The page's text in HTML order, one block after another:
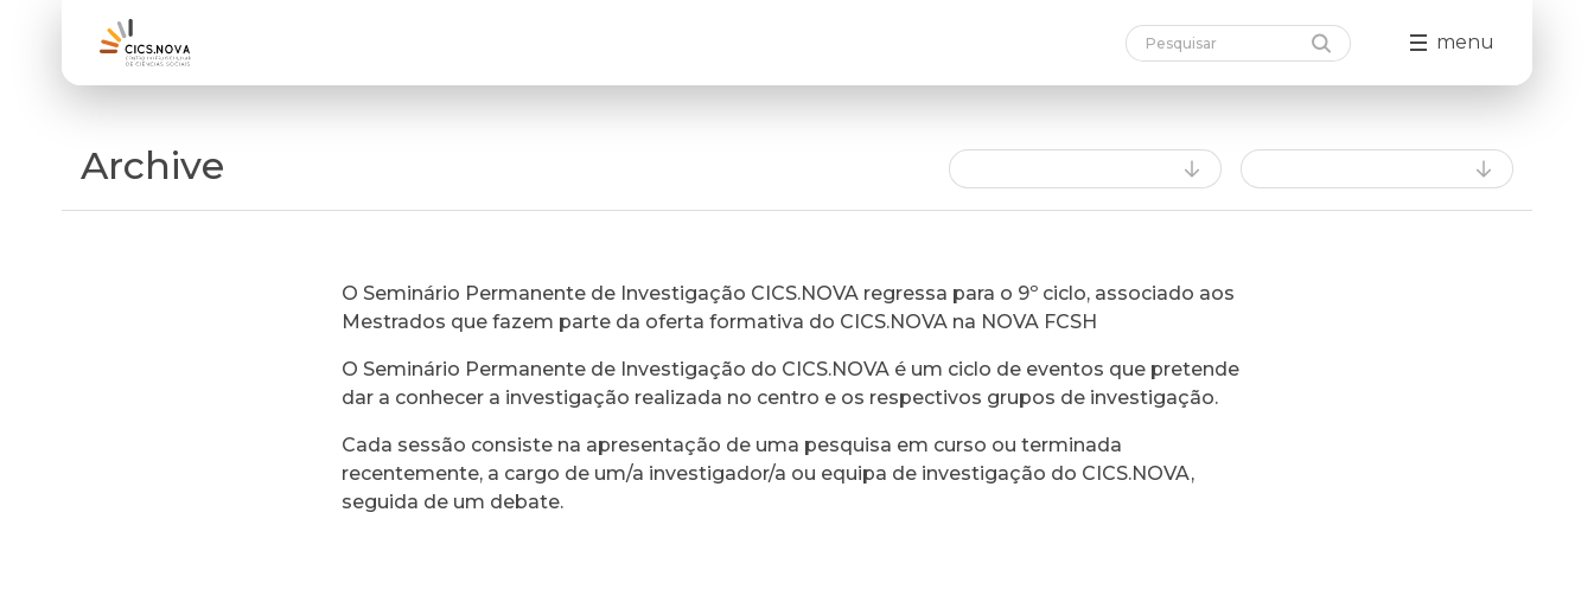
menu
Archive
O Seminário Permanente de Investigação CICS.NOVA regressa para o 9º ciclo, associado aos
Mestrados que fazem parte da oferta formativa do CICS.NOVA na NOVA FCSH
O Seminário Permanente de Investigação do CICS.NOVA é um ciclo de eventos que pretende
dar a conhecer a investigação realizada no centro e os respectivos grupos de investigação.
Cada sessão consiste na apresentação de uma pesquisa em curso ou terminada
recentemente, a cargo de um/a investigador/a ou equipa de investigação do CICS.NOVA,
seguida de um debate.